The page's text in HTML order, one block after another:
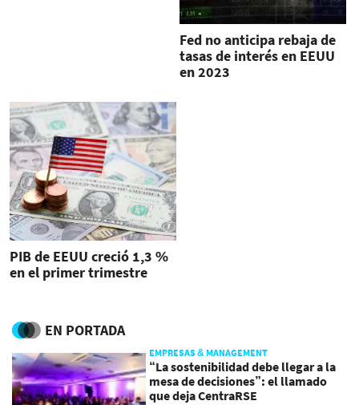
Fed no anticipa rebaja de
tasas de interés en EEUU
en 2023
PIB de EEUU creció 1,3 %
en el primer trimestre
EN PORTADA
EMPRESAS & MANAGEMENT
“La sostenibilidad debe llegar a la
mesa de decisiones”: el llamado
que deja CentraRSE